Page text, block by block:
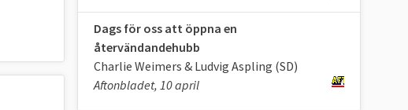
Dags för oss att öppna en
återvändandehubb
Charlie Weimers & Ludvig Aspling (SD)
Aftonbladet, 10 april